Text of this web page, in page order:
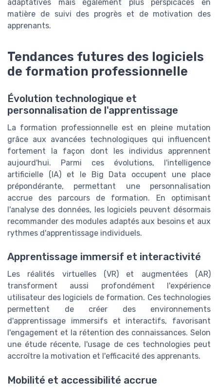
adaptatives mais également plus perspicaces en
matière de suivi des progrès et de motivation des
apprenants.
Tendances futures des logiciels
de formation professionnelle
Évolution technologique et
personnalisation de l'apprentissage
La formation professionnelle est en pleine mutation
grâce aux avancées technologiques qui influencent
fortement la façon dont les individus apprennent
aujourd'hui. Parmi ces évolutions, l'intelligence
artificielle (IA) et le Big Data occupent une place
prépondérante, permettant une personnalisation
accrue des parcours de formation. En optimisant
l'analyse des données, les logiciels peuvent désormais
recommander des modules adaptés aux besoins et aux
rythmes d'apprentissage individuels.
Apprentissage immersif et interactivité
Les réalités virtuelles (VR) et augmentées (AR)
transforment aussi profondément l'expérience
utilisateur des logiciels de formation. Ces technologies
permettent de créer des environnements
d'apprentissage immersifs et interactifs, favorisant
l'engagement et la rétention des connaissances. Selon
une étude récente, l'usage de ces technologies peut
accroître la motivation et l'efficacité des apprenants.
Mobilité et accessibilité accrue